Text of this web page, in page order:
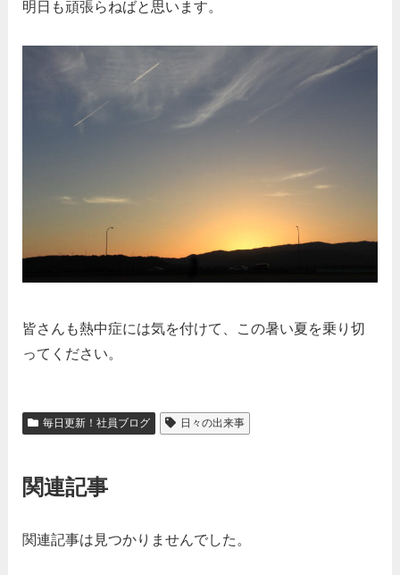
明日も頑張らねばと思います。
皆さんも熱中症には気を付けて、この暑い夏を乗り切
ってください。
毎日更新！社員ブログ 日々の出来事
関連記事
関連記事は見つかりませんでした。